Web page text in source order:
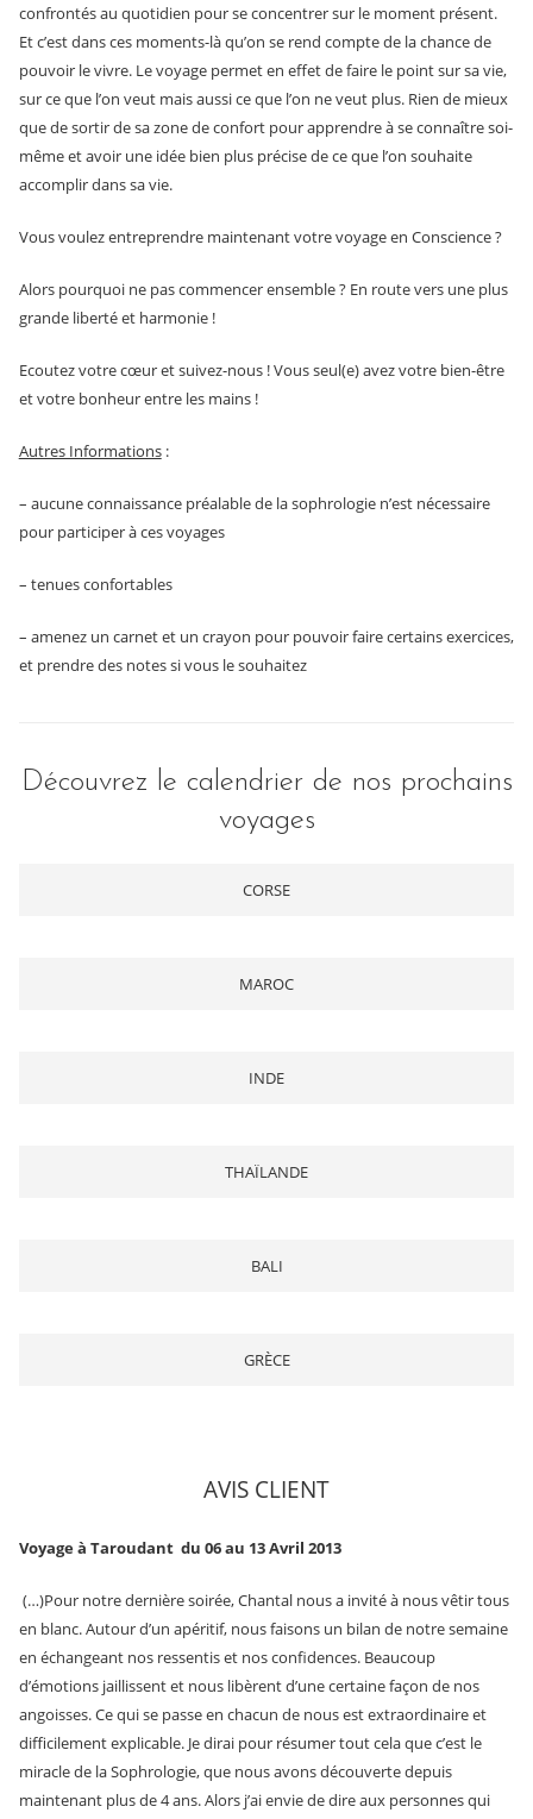
confrontés au quotidien pour se concentrer sur le moment présent.
Et c’est dans ces moments-là qu’on se rend compte de la chance de
pouvoir le vivre. Le voyage permet en effet de faire le point sur sa vie,
sur ce que l’on veut mais aussi ce que l’on ne veut plus. Rien de mieux
que de sortir de sa zone de confort pour apprendre à se connaître soi-
même et avoir une idée bien plus précise de ce que l’on souhaite
accomplir dans sa vie.
Vous voulez entreprendre maintenant votre voyage en Conscience ?
Alors pourquoi ne pas commencer ensemble ? En route vers une plus
grande liberté et harmonie !
Ecoutez votre cœur et suivez-nous ! Vous seul(e) avez votre bien-être
et votre bonheur entre les mains !
Autres Informations:
– aucune connaissance préalable de la sophrologie n’est nécessaire
pour participer à ces voyages
– tenues confortables
– amenez un carnet et un crayon pour pouvoir faire certains exercices,
et prendre des notes si vous le souhaitez
Découvrez le calendrier de nos prochains
voyages
CORSE
MAROC
INDE
THAÏLANDE
BALI
GRÈCE
AVIS CLIENT
Voyage à Taroudant du 06 au 13 Avril 2013
(…)Pour notre dernière soirée, Chantal nous a invité à nous vêtir tous
en blanc. Autour d’un apéritif, nous faisons un bilan de notre semaine
en échangeant nos ressentis et nos confidences. Beaucoup
d’émotions jaillissent et nous libèrent d’une certaine façon de nos
angoisses. Ce qui se passe en chacun de nous est extraordinaire et
difficilement explicable. Je dirai pour résumer tout cela que c’est le
miracle de la Sophrologie, que nous avons découverte depuis
maintenant plus de 4 ans. Alors j’ai envie de dire aux personnes qui